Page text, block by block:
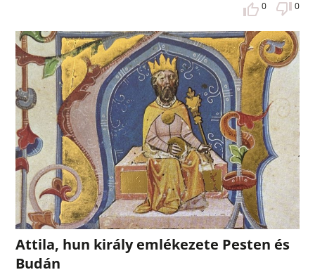
0 0
Attila, hun király emlékezete Pesten és
Budán